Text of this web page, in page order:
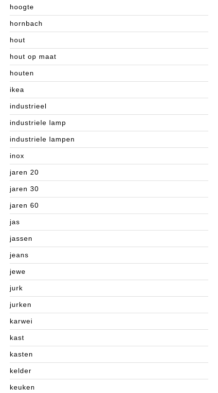
hoogte
hornbach
hout
hout op maat
houten
ikea
industrieel
industriele lamp
industriele lampen
inox
jaren 20
jaren 30
jaren 60
jas
jassen
jeans
jewe
jurk
jurken
karwei
kast
kasten
kelder
keuken